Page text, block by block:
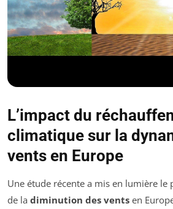
L’impact du
climatique sur la
vents en Europe
Une étude récente a mis en lumière
de la diminution des vents en